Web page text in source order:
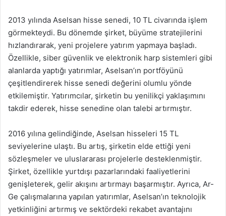
2013 yılında Aselsan hisse senedi, 10 TL civarında işlem
görmekteydi. Bu dönemde şirket, büyüme stratejilerini
hızlandırarak, yeni projelere yatırım yapmaya başladı.
Özellikle, siber güvenlik ve elektronik harp sistemleri gibi
alanlarda yaptığı yatırımlar, Aselsan’ın portföyünü
çeşitlendirerek hisse senedi değerini olumlu yönde
etkilemiştir. Yatırımcılar, şirketin bu yenilikçi yaklaşımını
takdir ederek, hisse senedine olan talebi artırmıştır.
2016 yılına gelindiğinde, Aselsan hisseleri 15 TL
seviyelerine ulaştı. Bu artış, şirketin elde ettiği yeni
sözleşmeler ve uluslararası projelerle desteklenmiştir.
Şirket, özellikle yurtdışı pazarlarındaki faaliyetlerini
genişleterek, gelir akışını artırmayı başarmıştır. Ayrıca, Ar-
Ge çalışmalarına yapılan yatırımlar, Aselsan’ın teknolojik
yetkinliğini artırmış ve sektördeki rekabet avantajını